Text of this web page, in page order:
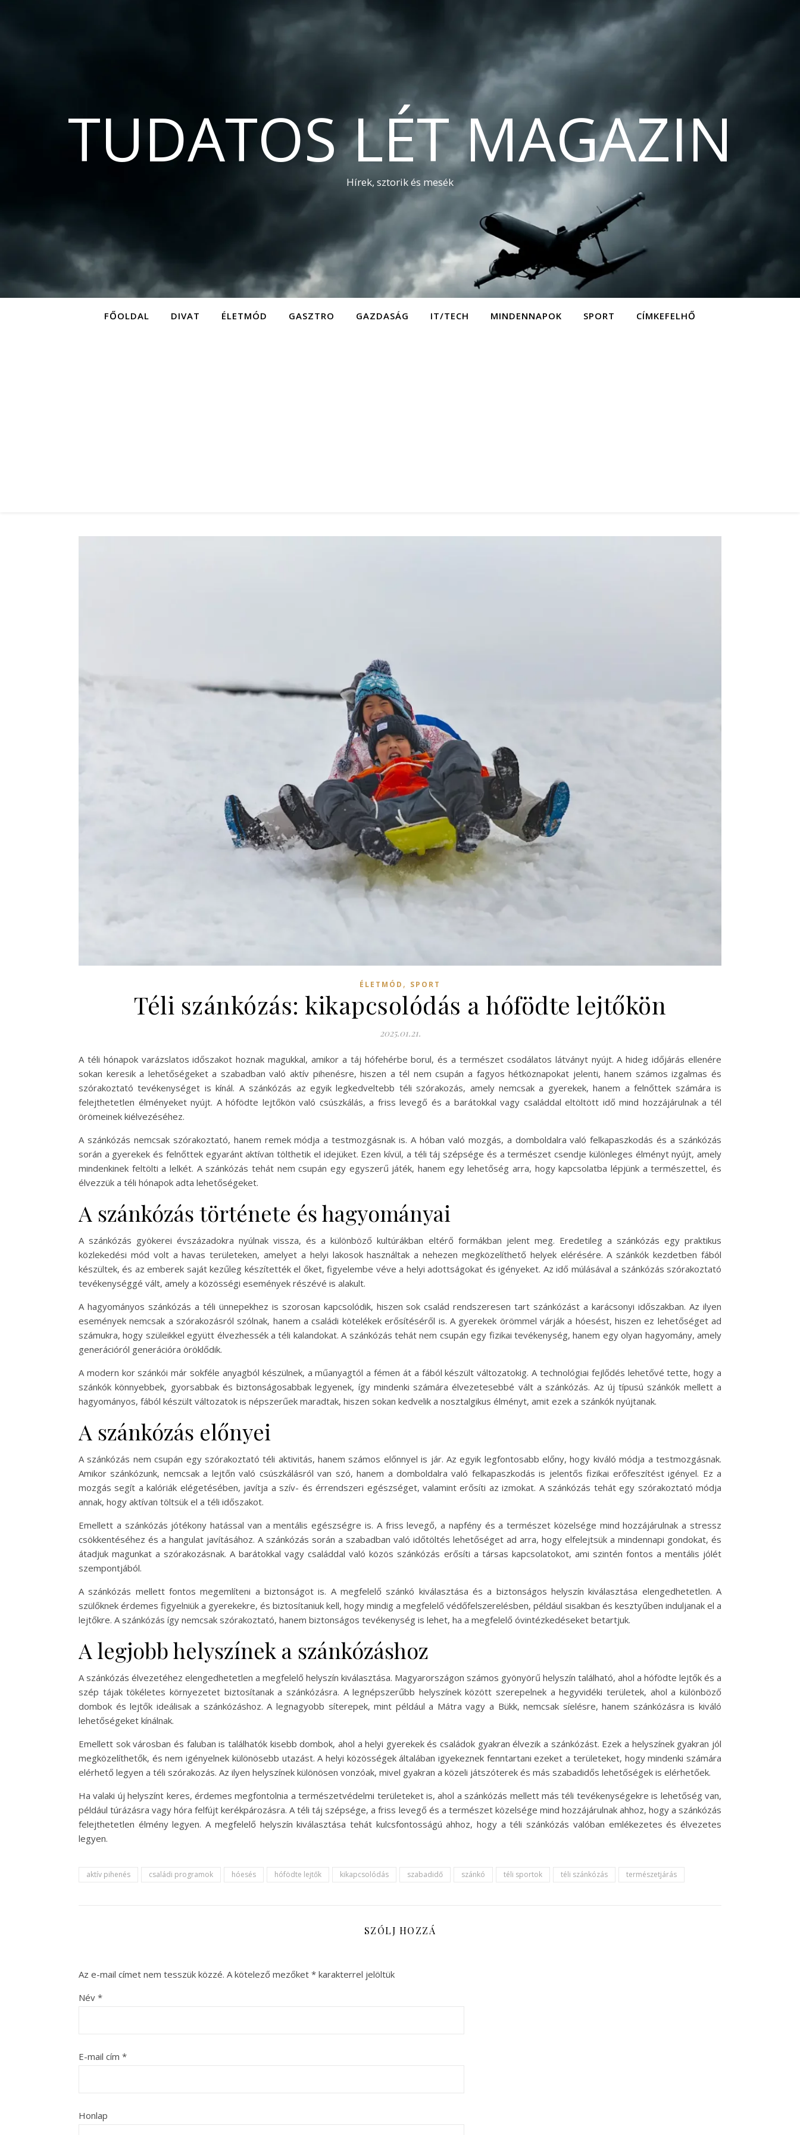
TUDATOS LÉT MAGAZIN
Hírek, sztorik és mesék
FŐOLDAL DIVAT ÉLETMÓD GASZTRO GAZDASÁG IT/TECH MINDENNAPOK SPORT CÍMKEFELHŐ
ÉLETMÓD , SPORT
Téli szánkózás: kikapcsolódás a hófödte lejtőkön
2025.01.21.
A téli hónapok varázslatos időszakot hoznak magukkal, amikor a táj hófehérbe borul, és a természet csodálatos látványt nyújt. A hideg időjárás ellenére
sokan keresik a lehetőségeket a szabadban való aktív pihenésre, hiszen a tél nem csupán a fagyos hétköznapokat jelenti, hanem számos izgalmas és
szórakoztató tevékenységet is kínál. A szánkózás az egyik legkedveltebb téli szórakozás, amely nemcsak a gyerekek, hanem a felnőttek számára is
felejthetetlen élményeket nyújt. A hófödte lejtőkön való csúszkálás, a friss levegő és a barátokkal vagy családdal eltöltött idő mind hozzájárulnak a tél
örömeinek kiélvezéséhez.
A szánkózás nemcsak szórakoztató, hanem remek módja a testmozgásnak is. A hóban való mozgás, a domboldalra való felkapaszkodás és a szánkózás
során a gyerekek és felnőttek egyaránt aktívan tölthetik el idejüket. Ezen kívül, a téli táj szépsége és a természet csendje különleges élményt nyújt, amely
mindenkinek feltölti a lelkét. A szánkózás tehát nem csupán egy egyszerű játék, hanem egy lehetőség arra, hogy kapcsolatba lépjünk a természettel, és
élvezzük a téli hónapok adta lehetőségeket.
A szánkózás története és hagyományai
A szánkózás gyökerei évszázadokra nyúlnak vissza, és a különböző kultúrákban eltérő formákban jelent meg. Eredetileg a szánkózás egy praktikus
közlekedési mód volt a havas területeken, amelyet a helyi lakosok használtak a nehezen megközelíthető helyek elérésére. A szánkók kezdetben fából
készültek, és az emberek saját kezűleg készítették el őket, figyelembe véve a helyi adottságokat és igényeket. Az idő múlásával a szánkózás szórakoztató
tevékenységgé vált, amely a közösségi események részévé is alakult.
A hagyományos szánkózás a téli ünnepekhez is szorosan kapcsolódik, hiszen sok család rendszeresen tart szánkózást a karácsonyi időszakban. Az ilyen
események nemcsak a szórakozásról szólnak, hanem a családi kötelékek erősítéséről is. A gyerekek örömmel várják a hóesést, hiszen ez lehetőséget ad
számukra, hogy szüleikkel együtt élvezhessék a téli kalandokat. A szánkózás tehát nem csupán egy fizikai tevékenység, hanem egy olyan hagyomány, amely
generációról generációra öröklődik.
A modern kor szánkói már sokféle anyagból készülnek, a műanyagtól a fémen át a fából készült változatokig. A technológiai fejlődés lehetővé tette, hogy a
szánkók könnyebbek, gyorsabbak és biztonságosabbak legyenek, így mindenki számára élvezetesebbé vált a szánkózás. Az új típusú szánkók mellett a
hagyományos, fából készült változatok is népszerűek maradtak, hiszen sokan kedvelik a nosztalgikus élményt, amit ezek a szánkók nyújtanak.
A szánkózás előnyei
A szánkózás nem csupán egy szórakoztató téli aktivitás, hanem számos előnnyel is jár. Az egyik legfontosabb előny, hogy kiváló módja a testmozgásnak.
Amikor szánkózunk, nemcsak a lejtőn való csúszkálásról van szó, hanem a domboldalra való felkapaszkodás is jelentős fizikai erőfeszítést igényel. Ez a
mozgás segít a kalóriák elégetésében, javítja a szív- és érrendszeri egészséget, valamint erősíti az izmokat. A szánkózás tehát egy szórakoztató módja
annak, hogy aktívan töltsük el a téli időszakot.
Emellett a szánkózás jótékony hatással van a mentális egészségre is. A friss levegő, a napfény és a természet közelsége mind hozzájárulnak a stressz
csökkentéséhez és a hangulat javításához. A szánkózás során a szabadban való időtöltés lehetőséget ad arra, hogy elfelejtsük a mindennapi gondokat, és
átadjuk magunkat a szórakozásnak. A barátokkal vagy családdal való közös szánkózás erősíti a társas kapcsolatokot, ami szintén fontos a mentális jólét
szempontjából.
A szánkózás mellett fontos megemlíteni a biztonságot is. A megfelelő szánkó kiválasztása és a biztonságos helyszín kiválasztása elengedhetetlen. A
szülőknek érdemes figyelniük a gyerekekre, és biztosítaniuk kell, hogy mindig a megfelelő védőfelszerelésben, például sisakban és kesztyűben induljanak el a
lejtőkre. A szánkózás így nemcsak szórakoztató, hanem biztonságos tevékenység is lehet, ha a megfelelő óvintézkedéseket betartjuk.
A legjobb helyszínek a szánkózáshoz
A szánkózás élvezetéhez elengedhetetlen a megfelelő helyszín kiválasztása. Magyarországon számos gyönyörű helyszín található, ahol a hófödte lejtők és a
szép tájak tökéletes környezetet biztosítanak a szánkózásra. A legnépszerűbb helyszínek között szerepelnek a hegyvidéki területek, ahol a különböző
dombok és lejtők ideálisak a szánkózáshoz. A legnagyobb síterepek, mint például a Mátra vagy a Bükk, nemcsak síelésre, hanem szánkózásra is kiváló
lehetőségeket kínálnak.
Emellett sok városban és faluban is találhatók kisebb dombok, ahol a helyi gyerekek és családok gyakran élvezik a szánkózást. Ezek a helyszínek gyakran jól
megközelíthetők, és nem igényelnek különösebb utazást. A helyi közösségek általában igyekeznek fenntartani ezeket a területeket, hogy mindenki számára
elérhető legyen a téli szórakozás. Az ilyen helyszínek különösen vonzóak, mivel gyakran a közeli játszóterek és más szabadidős lehetőségek is elérhetőek.
Ha valaki új helyszínt keres, érdemes megfontolnia a természetvédelmi területeket is, ahol a szánkózás mellett más téli tevékenységekre is lehetőség van,
például túrázásra vagy hóra felfújt kerékpározásra. A téli táj szépsége, a friss levegő és a természet közelsége mind hozzájárulnak ahhoz, hogy a szánkózás
felejthetetlen élmény legyen. A megfelelő helyszín kiválasztása tehát kulcsfontosságú ahhoz, hogy a téli szánkózás valóban emlékezetes és élvezetes
legyen.
aktív pihenés családi programok hóesés hófödte lejtők kikapcsolódás szabadidő szánkó téli sportok téli szánkózás természetjárás
SZÓLJ HOZZÁ
Az e-mail címet nem tesszük közzé. A kötelező mezőket * karakterrel jelöltük
Név *
E-mail cím *
Honlap